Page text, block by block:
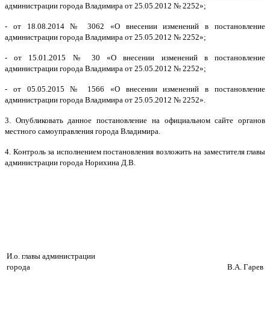
администрации города Владимира от 25.05.2012 № 2252»;
- от 18.08.2014 № 3062 «О внесении изменений в постановление
администрации города Владимира от 25.05.2012 № 2252»;
- от 15.01.2015 № 30«О внесении изменений в постановление
администрации города Владимира от 25.05.2012 № 2252»;
- от 05.05.2015 № 1566 «О внесении изменений в постановление
администрации города Владимира от 25.05.2012 № 2252».
3. Опубликовать данное постановление на официальном сайте органов
местного самоуправления города Владимира.
4. Контроль за исполнением постановления возложить на заместителя главы
администрации города Норихина Д.В.
И.о. главы администрации
города
В.А. Гарев